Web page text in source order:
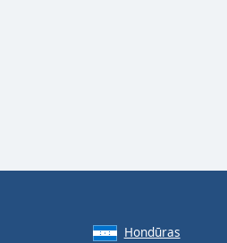
Hondūras